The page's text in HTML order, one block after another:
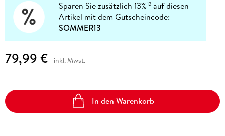
Sparen Sie zusätzlich 13%12 auf diesen
Artikel mit dem Gutscheincode:
SOMMER13
79,99 € inkl. Mwst.
In den Warenkorb